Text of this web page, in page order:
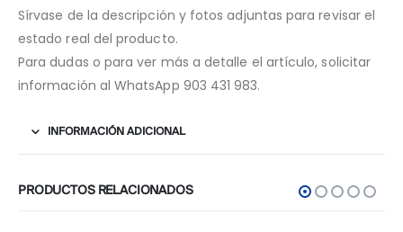
Sírvase de la descripción y fotos adjuntas para revisar el
estado real del producto.
Para dudas o para ver más a detalle el artículo, solicitar
información al WhatsApp 903 431 983.
INFORMACIÓN ADICIONAL
PRODUCTOS RELACIONADOS